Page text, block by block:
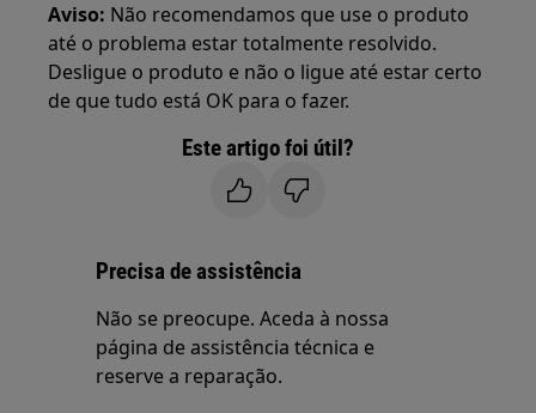
Aviso: Não recomendamos que use o produto
até o problema estar totalmente resolvido.
Desligue o produto e não o ligue até estar certo
de que tudo está OK para o fazer.
Este artigo foi útil?
Precisa de assistência
Não se preocupe. Aceda à nossa
página de assistência técnica e
reserve a reparação.